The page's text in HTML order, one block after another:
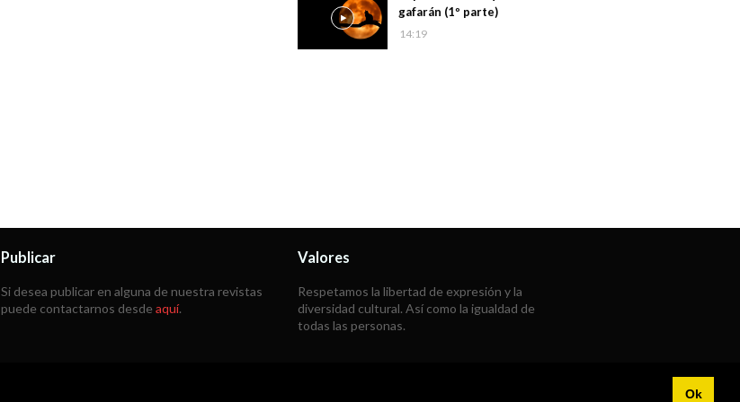
Ok
gafarán (1º parte)
14:19
Publicar
Si desea publicar en alguna de nuestra revistas
puede contactarnos desde aquí.
Valores
Respetamos la libertad de expresión y la
diversidad cultural. Así como la igualdad de
todas las personas.